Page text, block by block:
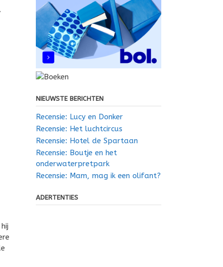
NIEUWSTE BERICHTEN
Recensie: Lucy en Donker
Recensie: Het luchtcircus
Recensie: Hotel de Spartaan
Recensie: Boutje en het
onderwaterpretpark
Recensie: Mam, mag ik een olifant?
ADERTENTIES